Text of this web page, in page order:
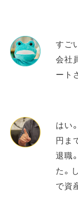
すご
会社
ート
はい
円ま
退職
た。
で資